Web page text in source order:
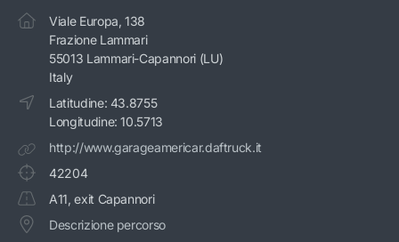
Viale Europa, 138
Frazione Lammari
55013 Lammari-Capannori (LU)
Italy
Latitudine: 43.8755
Longitudine: 10.5713
http://www.garageamericar.daftruck.it
42204
A11, exit Capannori
Descrizione percorso